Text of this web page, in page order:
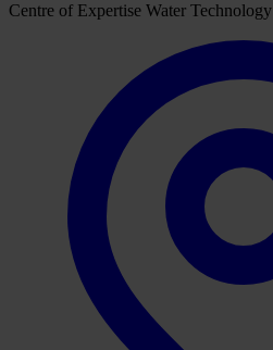
Centre of Expertise Water Technology